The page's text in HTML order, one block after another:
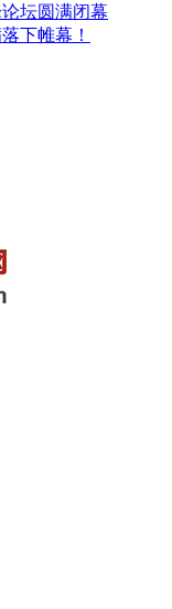
坛圆满闭幕
下帷幕！